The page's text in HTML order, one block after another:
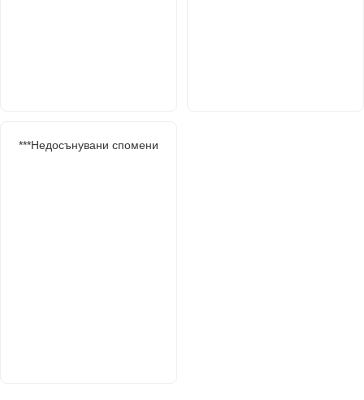
***Недосънувани спомени